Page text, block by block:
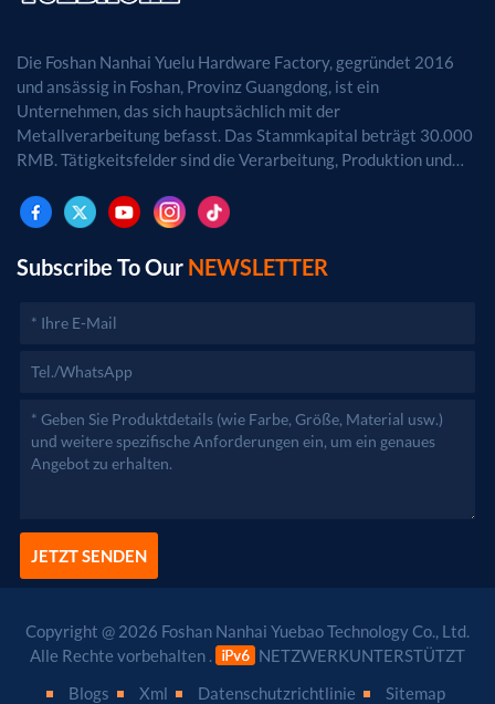
Die Foshan Nanhai Yuelu Hardware Factory, gegründet 2016
und ansässig in Foshan, Provinz Guangdong, ist ein
Unternehmen, das sich hauptsächlich mit der
Metallverarbeitung befasst. Das Stammkapital beträgt 30.000
RMB. Tätigkeitsfelder sind die Verarbeitung, Produktion und
genehmigungspflichtigen Projekten dürfen die
Geschäftstätigkeiten erst nach Genehmigung durch die
zuständigen Behörden aufgenommen werden.)
Subscribe To Our NEWSLETTER
JETZT SENDEN
Copyright @ 2026 Foshan Nanhai Yuebao Technology Co., Ltd.
Alle Rechte vorbehalten .
NETZWERKUNTERSTÜTZT
Blogs
Xml Datenschutzrichtlinie Sitemap